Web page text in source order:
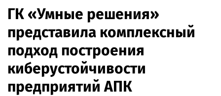
ГК «Умные решения»
представила комплексный
подход построения
киберустойчивости
предприятий АПК